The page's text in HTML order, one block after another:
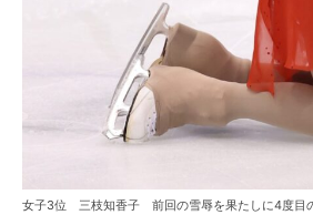
女子3位 三枝知香子 前回の雪辱を果たしに4度